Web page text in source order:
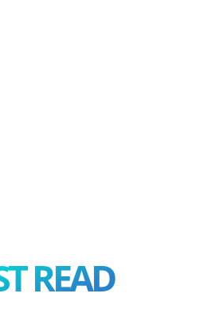
READ